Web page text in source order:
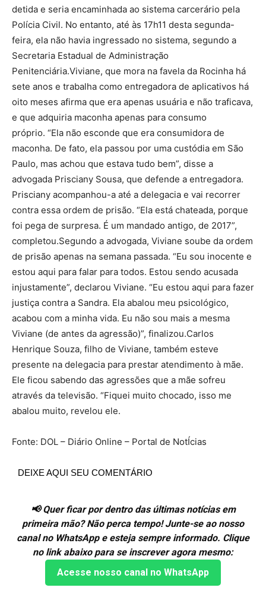
detida e seria encaminhada ao sistema carcerário pela
Polícia Civil. No entanto, até às 17h11 desta segunda-
feira, ela não havia ingressado no sistema, segundo a
Secretaria Estadual de Administração
Penitenciária.Viviane, que mora na favela da Rocinha há
sete anos e trabalha como entregadora de aplicativos há
oito meses afirma que era apenas usuária e não traficava,
e que adquiria maconha apenas para consumo
próprio. “Ela não esconde que era consumidora de
maconha. De fato, ela passou por uma custódia em São
Paulo, mas achou que estava tudo bem”, disse a
advogada Prisciany Sousa, que defende a entregadora.
Prisciany acompanhou-a até a delegacia e vai recorrer
contra essa ordem de prisão. “Ela está chateada, porque
foi pega de surpresa. É um mandado antigo, de 2017”,
completou.Segundo a advogada, Viviane soube da ordem
de prisão apenas na semana passada. “Eu sou inocente e
estou aqui para falar para todos. Estou sendo acusada
injustamente”, declarou Viviane. “Eu estou aqui para fazer
justiça contra a Sandra. Ela abalou meu psicológico,
acabou com a minha vida. Eu não sou mais a mesma
Viviane (de antes da agressão)”, finalizou.Carlos
Henrique Souza, filho de Viviane, também esteve
presente na delegacia para prestar atendimento à mãe.
Ele ficou sabendo das agressões que a mãe sofreu
através da televisão. “Fiquei muito chocado, isso me
abalou muito, revelou ele.
Fonte: DOL – Diário Online – Portal de NotÍcias
DEIXE AQUI SEU COMENTÁRIO
📢 Quer ficar por dentro das últimas notícias em
primeira mão? Não perca tempo! Junte-se ao nosso
canal no WhatsApp e esteja sempre informado. Clique
no link abaixo para se inscrever agora mesmo:
Acesse nosso canal no WhatsApp